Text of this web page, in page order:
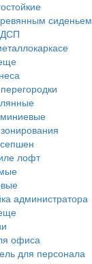
сиденьем
лофт
администратора
офиса
для персонала